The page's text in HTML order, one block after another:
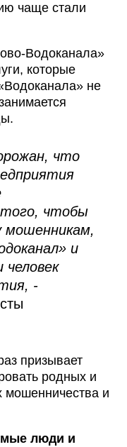
чаще стали
Водоканала»
которые
не
что
того, чтобы
мошенникам,
и
-
призывает
родных и
мошенничества и
люди и